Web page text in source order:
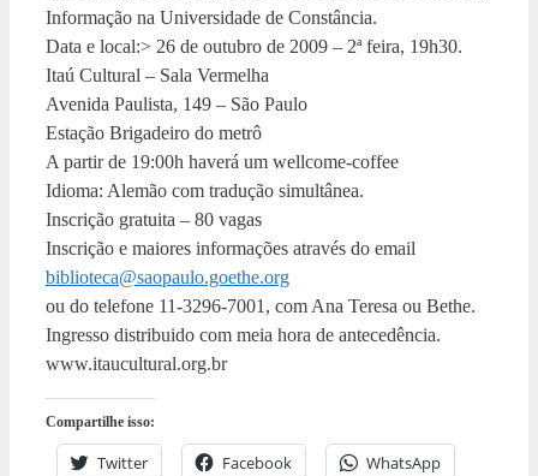
Informação na Universidade de Constância.
Data e local:> 26 de outubro de 2009 – 2ª feira, 19h30.
Itaú Cultural – Sala Vermelha
Avenida Paulista, 149 – São Paulo
Estação Brigadeiro do metrô
A partir de 19:00h haverá um wellcome-coffee
Idioma: Alemão com tradução simultânea.
Inscrição gratuita – 80 vagas
Inscrição e maiores informações através do email
biblioteca@saopaulo.goethe.org
ou do telefone 11-3296-7001, com Ana Teresa ou Bethe.
Ingresso distribuido com meia hora de antecedência.
www.itaucultural.org.br
Compartilhe isso:
Twitter Facebook WhatsApp